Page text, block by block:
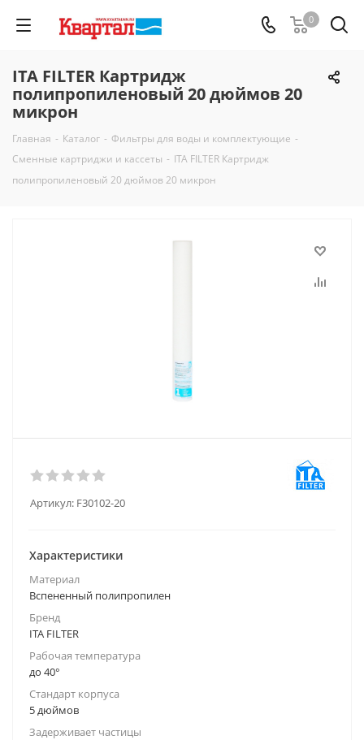
0
ITA FILTER Картридж
полипропиленовый 20 дюймов 20
микрон
Главная - Каталог - Фильтры для воды и комплектующие -
Сменные картриджи и кассеты - ITA FILTER Картридж
полипропиленовый 20 дюймов 20 микрон
Артикул: F30102-20
Характеристики
Материал
Вспененный полипропилен
Бренд
ITA FILTER
Рабочая температура
до 40°
Стандарт корпуса
5 дюймов
Задерживает частицы